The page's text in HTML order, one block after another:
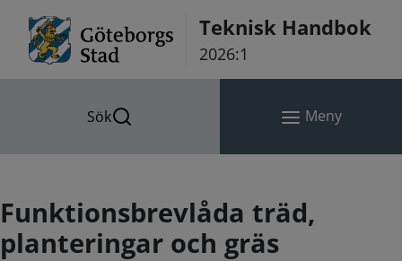
Teknisk Handbok
2026:1
Sök Meny
Funktionsbrevlåda träd,
planteringar och gräs